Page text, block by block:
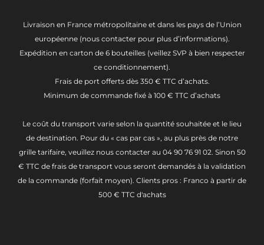
Livraison en France métropolitaine et dans les pays de l’Union
européenne (nous contacter pour plus d’informations).
Expédition en carton de 6 bouteilles (veillez SVP à bien respecter
ce conditionnement).
Frais de port offerts dès 350 € TTC d’achats.
Minimum de commande fixé à 100 € TTC d’achats
Le coût du transport varie selon la quantité souhaitée et le lieu
de destination. Pour du « cas par cas », au plus près de notre
grille tarifaire, veuillez nous contacter au 04 90 76 91 02. Sinon 50
€ TTC de frais de transport vous seront demandés à la validation
de la commande (forfait moyen). Clients pros : Franco à partir de
500 € TTC d'achats